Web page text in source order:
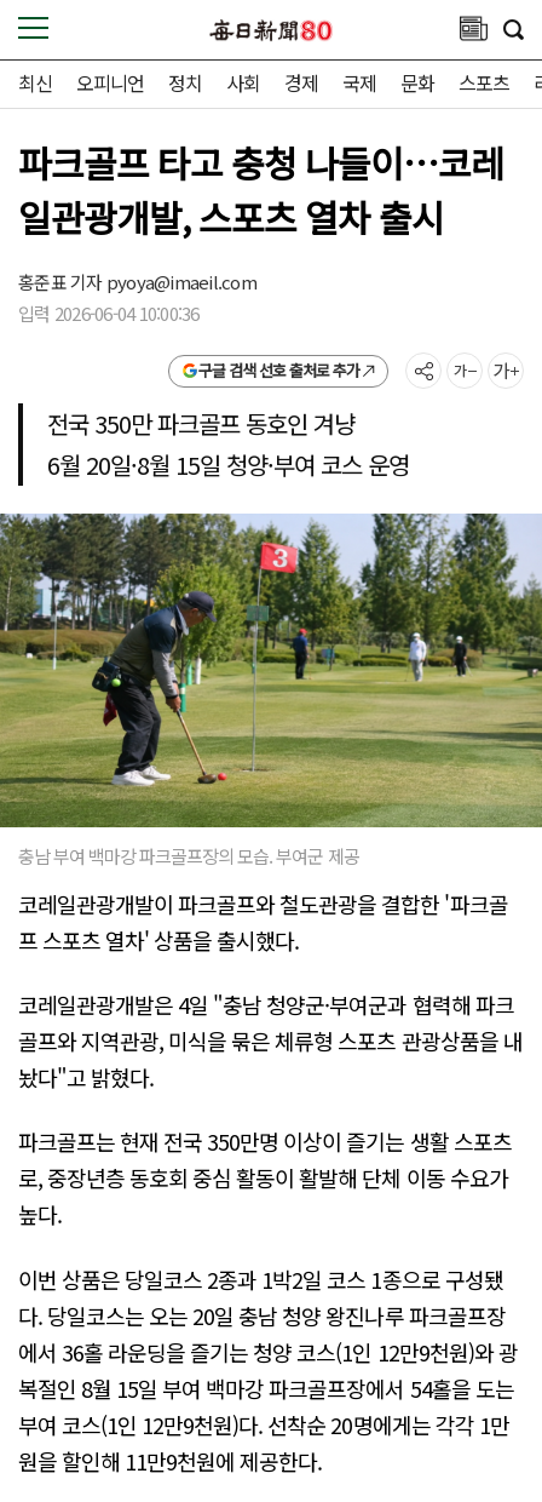
최신 오피니언 정치 사회 경제 국제 문화 스포츠
파크골프 타고 충청 나들이…코레
일관광개발, 스포츠 열차 출시
홍준표 기자pyoya@imaeil.com
입력 2026-06-04 10:00:36
구글 검색 선호 출처로 추가
전국 350만 파크골프 동호인 겨냥
6월 20일·8월 15일 청양·부여 코스 운영
충남 부여 백마강 파크골프장의 모습. 부여군 제공
코레일관광개발이 파크골프와 철도관광을 결합한 '파크골
프 스포츠 열차' 상품을 출시했다.
코레일관광개발은 4일 "충남 청양군·부여군과 협력해 파크
골프와 지역관광, 미식을 묶은 체류형 스포츠 관광상품을 내
놨다"고 밝혔다.
파크골프는 현재 전국 350만명 이상이 즐기는 생활 스포츠
로, 중장년층 동호회 중심 활동이 활발해 단체 이동 수요가
높다.
이번 상품은 당일코스 2종과 1박2일 코스 1종으로 구성됐
다. 당일코스는 오는 20일 충남 청양 왕진나루 파크골프장
에서 36홀 라운딩을 즐기는 청양 코스(1인 12만9천원)와 광
복절인 8월 15일 부여 백마강 파크골프장에서 54홀을 도는
부여 코스(1인 12만9천원)다. 선착순 20명에게는 각각 1만
원을 할인해 11만9천원에 제공한다.